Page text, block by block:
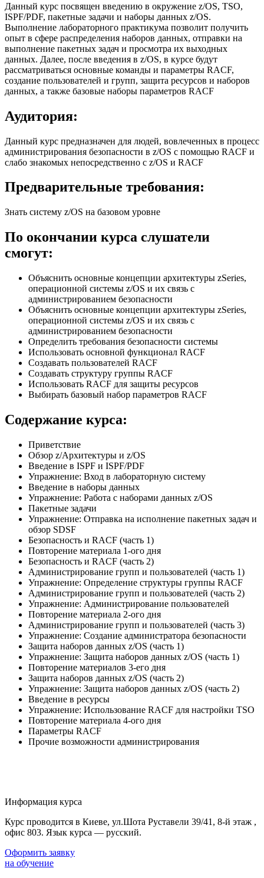
Данный курс посвящен введению в окружение z/OS, TSO,
ISPF/PDF, пакетные задачи и наборы данных z/OS.
Выполнение лабораторного практикума позволит получить
опыт в сфере распределения наборов данных, отправки на
выполнение пакетных задач и просмотра их выходных
данных. Далее, после введения в z/OS, в курсе будут
рассматриваться основные команды и параметры RACF,
создание пользователей и групп, защита ресурсов и наборов
данных, а также базовые наборы параметров RACF
Аудитория:
Данный курс предназначен для людей, вовлеченных в процесс
администрирования безопасности в z/OS с помощью RACF и
слабо знакомых непосредственно с z/OS и RACF
Предварительные требования:
Знать систему z/OS на базовом уровне
По окончании курса слушатели
смогут:
Объяснить основные концепции архитектуры zSeries,
операционной системы z/OS и их связь с
администрированием безопасности
Объяснить основные концепции архитектуры zSeries,
операционной системы z/OS и их связь с
администрированием безопасности
Определить требования безопасности системы
Использовать основной функционал RACF
Создавать пользователей RACF
Создавать структуру группы RACF
Использовать RACF для защиты ресурсов
Выбирать базовый набор параметров RACF
Содержание курса:
Приветствие
Обзор z/Архитектуры и z/OS
Введение в ISPF и ISPF/PDF
Упражнение: Вход в лабораторную систему
Введение в наборы данных
Упражнение: Работа с наборами данных z/OS
Пакетные задачи
Упражнение: Отправка на исполнение пакетных задач и
обзор SDSF
Безопасность и RACF (часть 1)
Повторение материала 1-ого дня
Безопасность и RACF (часть 2)
Администрирование групп и пользователей (часть 1)
Упражнение: Определение структуры группы RACF
Администрирование групп и пользователей (часть 2)
Упражнение: Администрирование пользователей
Повторение материала 2-ого дня
Администрирование групп и пользователей (часть 3)
Упражнение: Создание администратора безопасности
Защита наборов данных z/OS (часть 1)
Упражнение: Защита наборов данных z/OS (часть 1)
Повторение материалов 3-его дня
Защита наборов данных z/OS (часть 2)
Упражнение: Защита наборов данных z/OS (часть 2)
Введение в ресурсы
Упражнение: Использование RACF для настройки TSO
Повторение материала 4-ого дня
Параметры RACF
Прочие возможности администрирования
Информация курса
Курс проводится в Киеве, ул.Шота Руставели 39/41, 8-й этаж ,
офис 803. Язык курса — русский.
Оформить заявку
на обучение